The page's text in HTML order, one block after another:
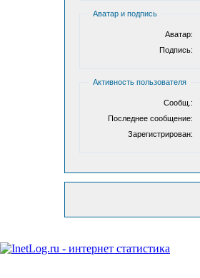
Аватар и подпись
Аватар:
Подпись:
Активность пользователя
Сообщ.:
Последнее сообщение:
Зарегистрирован: